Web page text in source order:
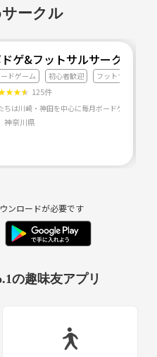
冬に、ライブに出るのを考え
です🌟⋆꙳
で歌ったり、ピアノ弾いた
ルキーに興味あり！
銀魂、ONE PIECE、コナン、
ーリーとか)、洋服、コスメな
ークル
ゲ&フットサルサークル
ドゲーム 初心者歓迎 フットサル
★★★ 125件
神奈川県
ンロードが必要です
の趣味友アプリ